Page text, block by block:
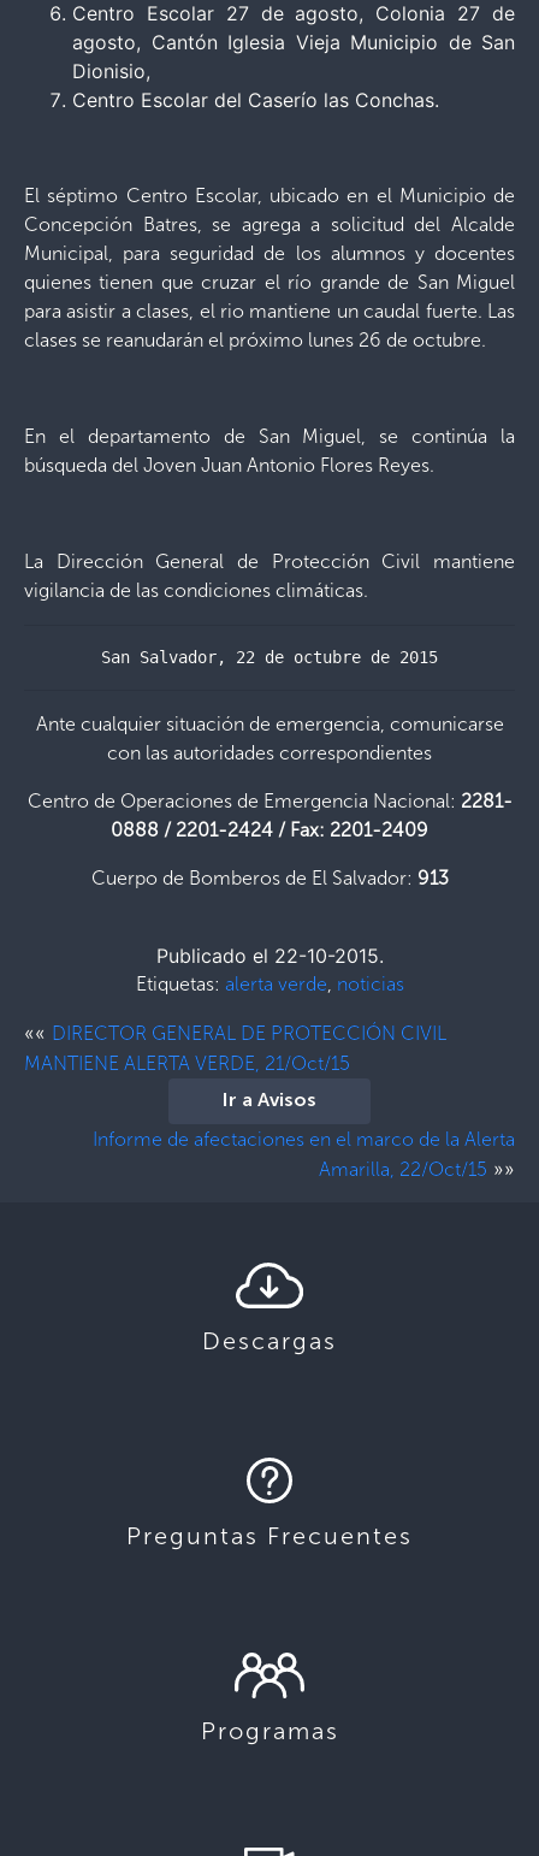
Centro Escolar 27 de agosto, Colonia 27 de
agosto, Cantón Iglesia Vieja Municipio de San
Dionisio,
Centro Escolar del Caserío las Conchas.
El séptimo Centro Escolar, ubicado en el Municipio de
Concepción Batres, se agrega a solicitud del Alcalde
Municipal, para seguridad de los alumnos y docentes
quienes tienen que cruzar el río grande de San Miguel
para asistir a clases, el rio mantiene un caudal fuerte. Las
clases se reanudarán el próximo lunes 26 de octubre.
En el departamento de San Miguel, se continúa la
búsqueda del Joven Juan Antonio Flores Reyes.
La Dirección General de Protección Civil mantiene
vigilancia de las condiciones climáticas.
San Salvador, 22 de octubre de 2015
Ante cualquier situación de emergencia, comunicarse
con las autoridades correspondientes
Centro de Operaciones de Emergencia Nacional: 2281-
0888 / 2201-2424 / Fax: 2201-2409
Cuerpo de Bomberos de El Salvador: 913
Publicado el 22-10-2015.
Etiquetas: alerta verde, noticias
«« DIRECTOR GENERAL DE PROTECCIÓN CIVIL
MANTIENE ALERTA VERDE, 21/Oct/15
Ir a Avisos
Informe de afectaciones en el marco de la Alerta
Amarilla, 22/Oct/15 »»
Descargas
Preguntas Frecuentes
Programas